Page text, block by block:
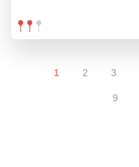
1 2 3
9